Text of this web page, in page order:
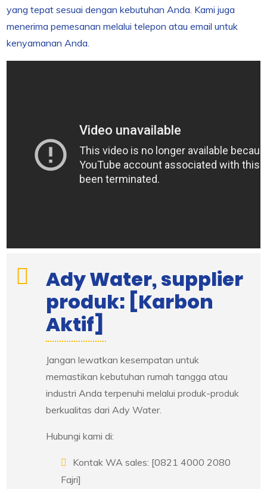
yang tepat sesuai dengan kebutuhan Anda. Kami juga
menerima pemesanan melalui telepon atau email untuk
kenyamanan Anda.
Ady Water, supplier
produk: [Karbon
Aktif]
Jangan lewatkan kesempatan untuk
memastikan kebutuhan rumah tangga atau
industri Anda terpenuhi melalui produk-produk
berkualitas dari Ady Water.
Hubungi kami di:
Kontak WA sales: [0821 4000 2080
Fajri]